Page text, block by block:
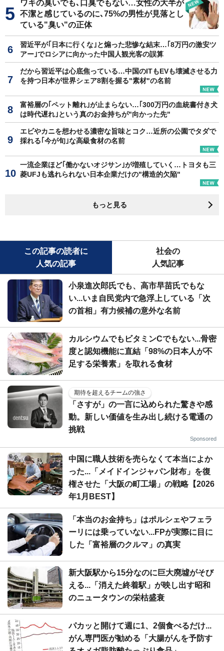
ワキの臭いでも､口臭でもない…女性の大半が
不潔と感じているのに､75%の男性が見落とし
ている"臭い"の正体
習近平が｢日本に行くな｣と煽った悲惨な結末…｢8万円の激安ツ
アー｣でロシアに向かった中国人観光客の誤算
だから習近平は心底焦っている…中国のITもEVも壊滅させる力
を持つ日本が世界シェア8割を握る"素材"の名前
富裕層の｢ペット離れ｣が止まらない…｢300万円の血統書付き犬
は時代遅れ｣という真のお金持ちが"向かった先"
エビやカニを想わせる濃密な旨味とコク…近所の公園でタダで
採れる｢今が旬｣な高級食材の名前
一流企業ほど｢働かないオジサン｣が増殖していく…トヨタも三
菱UFJも逃れられない日本企業だけの"構造的欠陥"
もっと見る
この記事の読者に
人気の記事
社会の
人気記事
小泉進次郎氏でも、高市早苗氏でもな
い...いま自民党内で急浮上している「次
の首相」有力候補の意外な名前
カルシウムでもビタミンCでもない...骨密
度と認知機能に直結「98%の日本人が不
足する栄養素」を取れる食材
期待を超えるチームの強さ
「さすが」の一言に込められた驚きや感
動。新しい価値を生み出し続ける電通の
挑戦
Sponsored
中国に職人技術を売らなくて本当によか
った...「メイドインジャパン財布」を復
権させた「大阪の町工場」の戦略【2026
年1月BEST】
「本当のお金持ち」はポルシェやフェラ
ーリには乗っていない...FPが実際に目に
した「富裕層のクルマ」の真実
新大阪駅から15分なのに巨大廃墟がそび
える...「消えた終着駅」が映し出す昭和
のニュータウンの栄枯盛衰
パカッと開けて週に1、2個食べるだけ...
がん専門医が勧める「大腸がんを予防す